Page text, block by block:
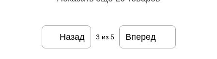
Назад 3 из 5 Вперед